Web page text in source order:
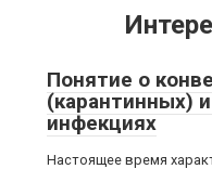
Понятие о
(карантинных)
инфекциях
Настоящее время